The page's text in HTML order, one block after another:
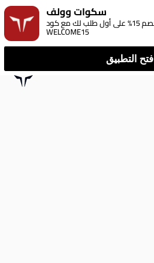
سكوات وولف
نزل تطبيقنا وخصم 15% على أول طلب لك مع كود:
WELCOME15
افتح التطبيق